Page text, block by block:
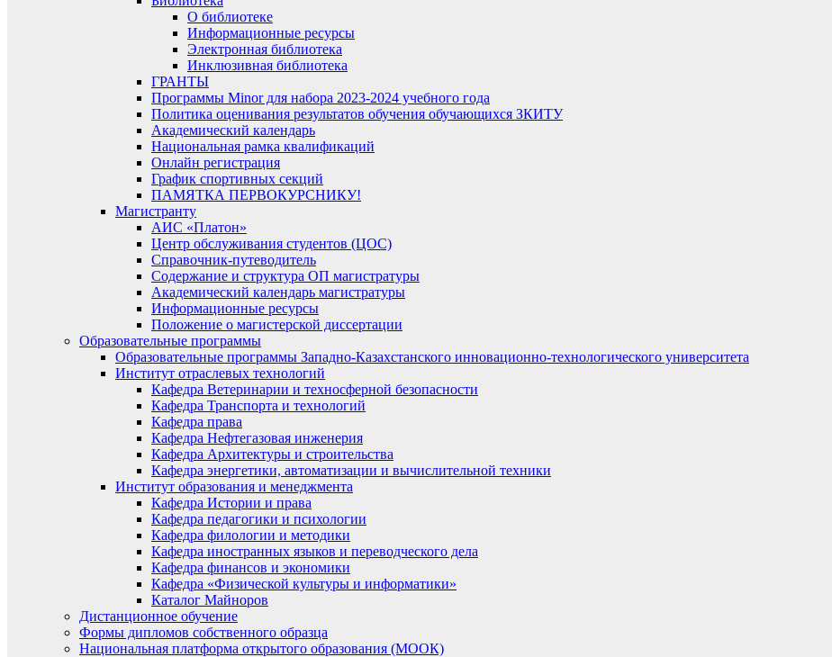
О библиотеке
Информационные ресурсы
Электронная библиотека
Инклюзивная библиотека
ГРАНТЫ
Программы Minor для набора 2023-2024 учебного года
Политика оценивания результатов обучения обучающихся ЗКИТУ
Академический календарь
Национальная рамка квалификаций
Онлайн регистрация
График спортивных секций
ПАМЯТКА ПЕРВОКУРСНИКУ!
Магистранту
АИС «Платон»
Центр обслуживания студентов (ЦОС)
Справочник-путеводитель
Содержание и структура ОП магистратуры
Академический календарь магистратуры
Информационные ресурсы
Положение о магистерской диссертации
Образовательные программы
Образовательные программы Западно-Казахстанского инновационно-технологического университета
Институт отраслевых технологий
Кафедра Ветеринарии и техносферной безопасности
Кафедра Транспорта и технологий
Кафедра права
Кафедра Нефтегазовая инженерия
Кафедра Архитектуры и строительства
Кафедра энергетики, автоматизации и вычислительной техники
Институт образования и менеджмента
Кафедра Истории и права
Кафедра педагогики и психологии
Кафедра филологии и методики
Кафедра иностранных языков и переводческого дела
Кафедра финансов и экономики
Кафедра «Физической культуры и информатики»
Каталог Майноров
Дистанционное обучение
Формы дипломов собственного образца
Национальная платформа открытого образования (МООК)